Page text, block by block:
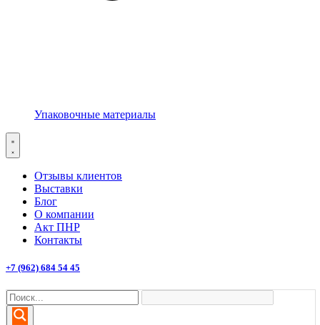
Упаковочные материалы
Отзывы клиентов
Выставки
Блог
О компании
Акт ПНР
Контакты
+7 (962) 684 54 45